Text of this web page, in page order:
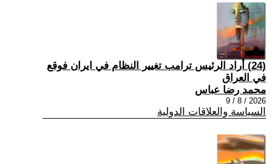
(24) أراد الرئيس ترامب تغيير النظام في ايران فوقع
في العراق
محمد رضا عباس
2026 / 8 / 9
السياسة والعلاقات الدولية